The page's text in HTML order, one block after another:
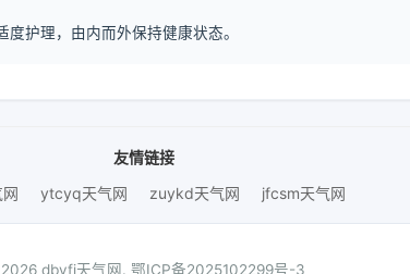
护理，由内而外保持健康状态。
友情链接
ytcyq天气网 zuykd天气网 jfcsm天气网
dbyfj天气网. 鄂ICP备2025102299号-3